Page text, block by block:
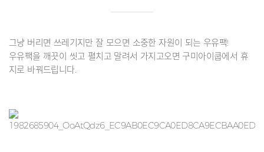
그냥 버리면 쓰레기지만 잘 모으면 소중한 자원이 되는 우유팩!
우유팩을 깨끗이 씻고 펼치고 말려서 가지고오면 구미아이쿱에서 휴
지로 바꿔드립니다.